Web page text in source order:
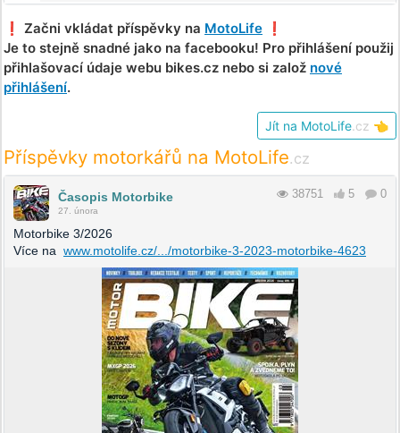
❗️ Začni vkládat příspěvky na MotoLife ❗️
Je to stejně snadné jako na facebooku! Pro přihlášení použij
přihlašovací údaje webu bikes.cz nebo si založ nové
přihlášení.
Jít na MotoLife .cz 👈
Příspěvky motorkářů na MotoLife.cz
Časopis Motorbike
27. února
38751 5 0
Motorbike 3/2026
Více na www.motolife.cz/.../motorbike-3-2023-motorbike-4623